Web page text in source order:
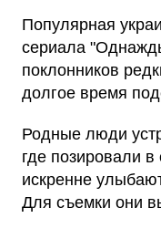
Популярная
сериала
поклонников
долгое время
Родные люди
где позировали
искренне
Для съемки они